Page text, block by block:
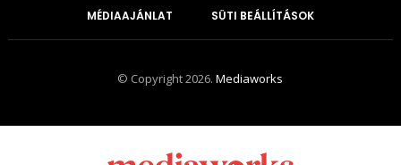
MÉDIAAJÁNLAT SÜTI BEÁLLÍTÁSOK
© Copyright 2026.Mediaworks